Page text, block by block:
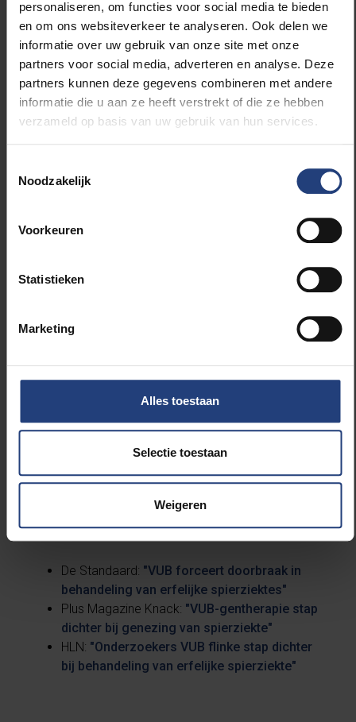
personaliseren, om functies voor social media te bieden
en om ons websiteverkeer te analyseren. Ook delen we
informatie over uw gebruik van onze site met onze
partners voor social media, adverteren en analyse. Deze
partners kunnen deze gegevens combineren met andere
informatie die u aan ze heeft verstrekt of die ze hebben
verzameld op basis van uw gebruik van hun services.
Noodzakelijk
Voorkeuren
Statistieken
Marketing
Alles toestaan
Selectie toestaan
Weigeren
toegepast worden om via‘gene editing’met
CRISPR/Cas technologie met nanomoleculaire
precisie genetische correcties in het DNA van
patiëntencellen aan te brengen. Bovendien heeft het
onderzoek van Chuah en VandenDriessche
belangrijke implicaties voor andere erfelijke
spierziektes zoals de ziekte van Steinert.
de VUB en directeur Departement Gentherapie en
Marinee Chuah is hoogleraar en adjunct-directeur
verbonden aan het departement Cardiovasculaire
werd onder meer gefinancierd door het Fonds voor
Wetenschappelijk Onderzoek, de Koning Boudewijn
Stichting en de Europese Commissie en verscheen
op 30 januari 2019 in het wetenschappelijk tijdschrift
Lees meer:
De Standaard: "VUB forceert doorbraak in
behandeling van erfelijke spierziektes"
Plus Magazine Knack: "VUB-gentherapie stap
dichter bij genezing van spierziekte"
HLN: "Onderzoekers VUB flinke stap dichter
bij behandeling van erfelijke spierziekte"